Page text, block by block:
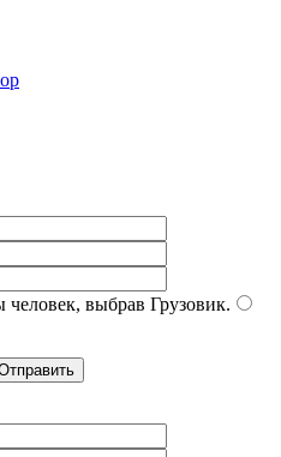
человек, выбрав Грузовик.